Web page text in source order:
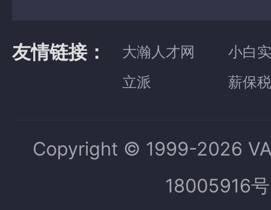
友情链接： 大瀚人才网
小白
立派
薪保税
Copyright © 1999-2026
18005916